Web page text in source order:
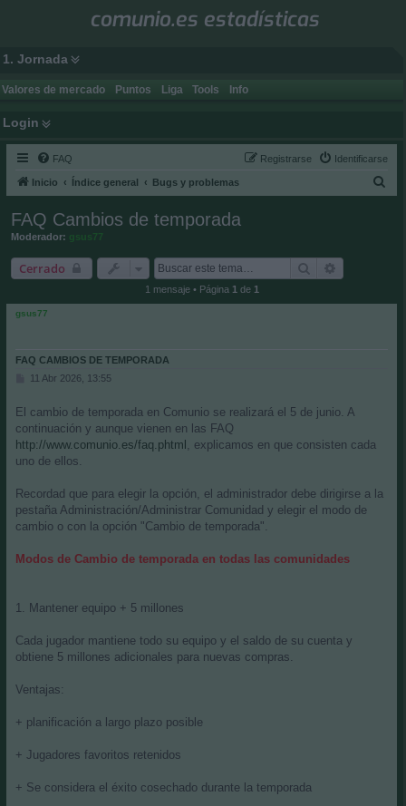
comunio.es estadísticas
1. Jornada
Valores de mercado Puntos Liga Tools Info
Login
FAQ Identificarse
Registrarse
Inicio Índice general Bugs y problemas
FAQ Cambios de temporada
Moderador: gsus77
Cerrado Buscar
1 mensaje • Página 1 de 1
gsus77
FAQ CAMBIOS DE TEMPORADA
M
s
a
j
e
11 Abr 2026, 13:55
El cambio de temporada en Comunio se realizará el 5 de junio. A
continuación y aunque vienen en las FAQ
http://www.comunio.es/faq.phtml
, explicamos en que consisten cada
uno de ellos.
Recordad que para elegir la opción, el administrador debe dirigirse a la
pestaña Administración/Administrar Comunidad y elegir el modo de
cambio o con la opción "Cambio de temporada".
Modos de Cambio de temporada en todas las comunidades
1. Mantener equipo + 5 millones
Cada jugador mantiene todo su equipo y el saldo de su cuenta y
obtiene 5 millones adicionales para nuevas compras.
Ventajas:
+ planificación a largo plazo posible
+ Jugadores favoritos retenidos
+ Se considera el éxito cosechado durante la temporada